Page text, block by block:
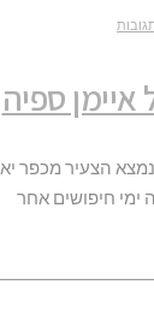
ספיה
הצעיר מכפר
חיפושים אחר